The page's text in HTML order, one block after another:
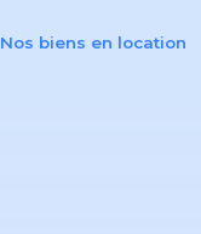
Nos biens en location